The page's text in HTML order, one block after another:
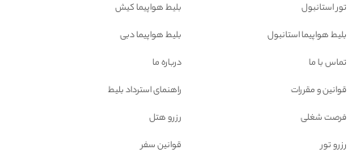
تور استانبول
بلیط هواپیما کیش
بلیط هواپیما استانبول
بلیط هواپیما دبی
تماس با ما
درباره ما
قوانین و مقررات
راهنمای استرداد بلیط
فرصت شغلی
رزرو هتل
رزرو تور
قوانین سفر